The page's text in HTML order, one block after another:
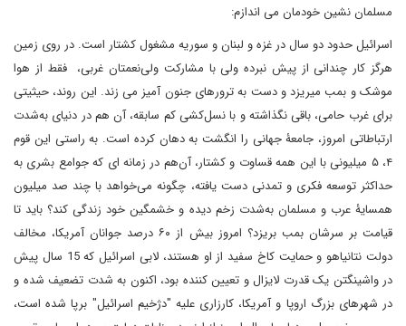
مسلمان نشین خودمان می اندازم:
اسرائیل حدود دو سال در غزه و لبنان و سوریه مشغول کشتار است. در روی زمین
هرگز کار چندانی از پیش نبرده ولی با مشارکت ولی‌نعمتان غربی، فقط از هوا
موشک و بمب میریزد و دست به ترورهای جنون آمیز می زند. این روند، حیثیتی
برای غرب حامی، باقی نگذاشته و با نسل‌کشی کم سابقه، آن هم در دنیای به‌شدت
ارتباطاتی امروز، جامعۀ جهانی را انگشت به دهان کرده است. به راستی این قوم
۴، ۵ میلیونی با این همه قساوت و کشتار، آن‌هم در زمانه ای که جوامع بشری به
حداکثر توسعه فکری و تمدنی دست یافته، چگونه می‌خواهد با چند صد میلیون
همسایۀ عرب و مسلمان به‌شدت زخم دیده و خشمگین خود زندگی کند؟ باید تا
قیامت بر سرشان بمب بریزد؟ امروز بیش از ۶۰ درصد جوانان آمریکا، مخالف
دولت نتانیاهو و حمایت کاخ سفید از او هستند، لابی اسرائیل که 15 سال پیش
در واشینگتن یک قدرت لایزال و تعیین کننده بود، اکنون به شدت تضعیف شده و
در شهرهای بزرگ اروپا و آمریکا، کارزاری علیه "دژخیم اسرائیل" برپا شده است،